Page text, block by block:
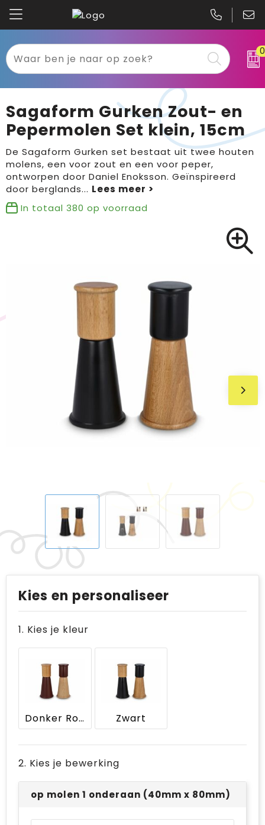
0
Textiel
Werkkleding
Sport
Tassen
Bloemen, planten en bomen
Drukwerk
Brievenbuspakketten
Kariban
B&C
Gildan
Clique
Printer
Sagaform Gurken Zout- en
Pepermolen Set klein, 15cm
De Sagaform Gurken set bestaat uit twee houten
molens, een voor zout en een voor peper,
ontworpen door Daniel Enoksson. Geïnspireerd
door berglands...
In totaal 380 op voorraad
Kies en personaliseer
1. Kies je kleur
Donker Rood Zwart
2. Kies je bewerking
op molen 1 onderaan (40mm x 80mm)